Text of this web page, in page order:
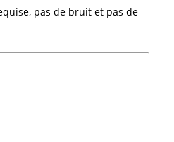
pas de bruit et pas de